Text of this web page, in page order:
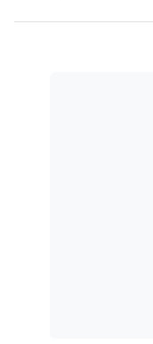
São trabalhadas as